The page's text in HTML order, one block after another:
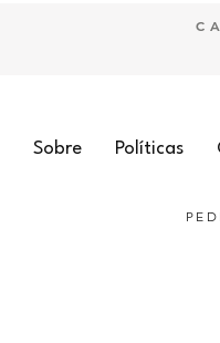
Sobre Políticas